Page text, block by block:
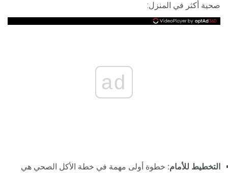
صحية أكثر في المنزل:
ad
التخطيط للأمام: خطوة أولى مهمة في خطة الأكل الصحي هي